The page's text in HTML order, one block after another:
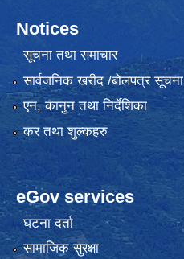
Notices
सूचना तथा समाचार
सार्वजनिक खरीद /बोलपत्र सूचना
एन, कानुन तथा निर्देशिका
कर तथा शुल्कहरु
eGov services
घटना दर्ता
सामाजिक सुरक्षा